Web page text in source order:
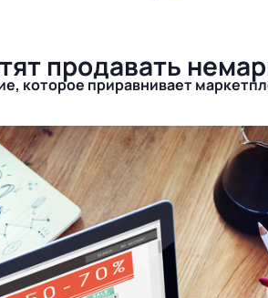
продавать
которое приравнивает